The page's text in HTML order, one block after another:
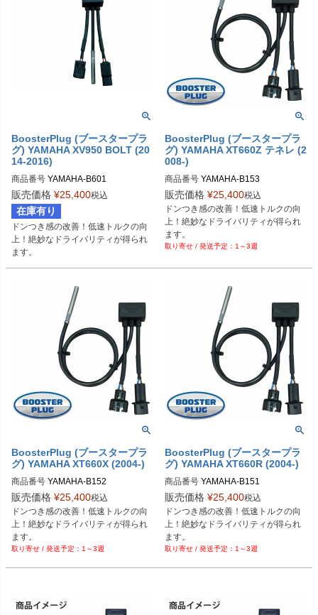
BoosterPlug (ブースタープラ
グ) YAMAHA XV950 BOLT (20
14-2016)
商品番号 YAMAHA-B601
BSP-TYPE-I
販売価格 ¥25,400税込
在庫有り
ドンつき感の改善！低速トルクの向
上！絶妙なドライバリティが得られ
ます。
BoosterPlug (ブースタープラ
グ) YAMAHA XT660Z テネレ (2
008-)
商品番号 YAMAHA-B153
BSP-TYPE-N
販売価格 ¥25,400税込
ドンつき感の改善！低速トルクの向
上！絶妙なドライバリティが得られ
ます。
1～3週
BoosterPlug (ブースタープラ
グ) YAMAHA XT660X (2004-)
商品番号 YAMAHA-B152
BSP-TYPE-N
販売価格 ¥25,400税込
ドンつき感の改善！低速トルクの向
上！絶妙なドライバリティが得られ
ます。
1～3週
BoosterPlug (ブースタープラ
グ) YAMAHA XT660R (2004-)
商品番号 YAMAHA-B151
BSP-TYPE-N
販売価格 ¥25,400税込
ドンつき感の改善！低速トルクの向
上！絶妙なドライバリティが得られ
ます。
1～3週